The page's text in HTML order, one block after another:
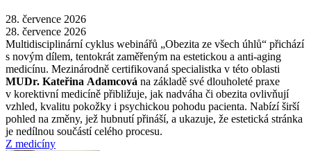
28. července 2026
28. července 2026
Multidisciplinární cyklus webinářů „Obezita ze všech úhlů“ přichází
s novým dílem, tentokrát zaměřeným na estetickou a anti-aging
medicínu. Mezinárodně certifikovaná specialistka v této oblasti
MUDr. Kateřina Adamcová na základě své dlouholeté praxe
v korektivní medicíně přibližuje, jak nadváha či obezita ovlivňují
vzhled, kvalitu pokožky i psychickou pohodu pacienta. Nabízí širší
pohled na změny, jež hubnutí přináší, a ukazuje, že estetická stránka
je nedílnou součástí celého procesu.
Z medicíny